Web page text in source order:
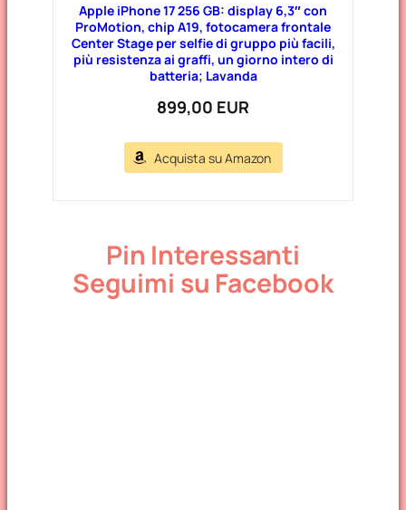
Apple iPhone 17 256 GB: display 6,3″ con
ProMotion, chip A19, fotocamera frontale
Center Stage per selfie di gruppo più facili,
più resistenza ai graffi, un giorno intero di
batteria; Lavanda
899,00 EUR
Acquista su Amazon
Pin Interessanti
Seguimi su Facebook